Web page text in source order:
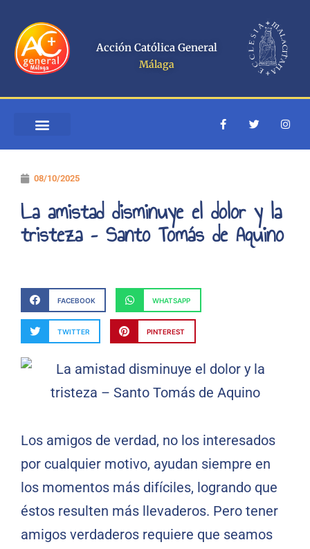
contenido
Acción Católica General
Málaga
F
a
e
f
T
w
t
I
n
t
08/10/2025
La amistad disminuye el dolor y la
tristeza – Santo Tomás de Aquino
FACEBOOK WHATSAPP
TWITTER PINTEREST
Los amigos de verdad, no los interesados
por cualquier motivo, ayudan siempre en
los momentos más difíciles, logrando que
éstos resulten más llevaderos. Pero tener
amigos verdaderos requiere que seamos